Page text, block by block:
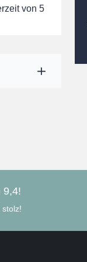
von 5
9,4!
stolz!